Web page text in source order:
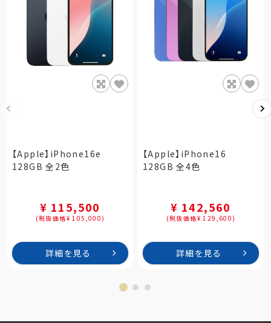
【Apple】iPhone16e
128GB 全2色
¥ 115,500
(税抜価格¥ 105,000)
詳細を見る
【Apple】iPhone16
128GB 全4色
¥ 142,560
(税抜価格¥ 129,600)
詳細を見る